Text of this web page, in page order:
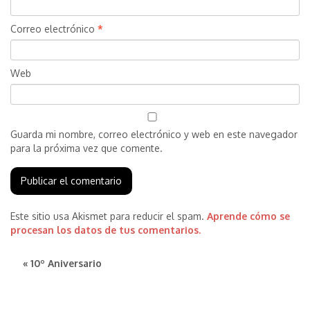
Correo electrónico *
Web
Guarda mi nombre, correo electrónico y web en este navegador
para la próxima vez que comente.
Este sitio usa Akismet para reducir el spam. Aprende cómo se
procesan los datos de tus comentarios.
« 10º Aniversario